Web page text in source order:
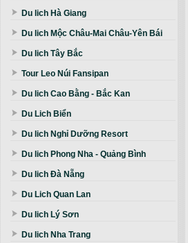
Du lich Hà Giang
Du lich Mộc Châu-Mai Châu-Yên Bái
Du lich Tây Bắc
Tour Leo Núi Fansipan
Du lich Cao Bằng - Bắc Kan
Du Lich Biển
Du lich Nghỉ Dưỡng Resort
Du lich Phong Nha - Quảng Bình
Du lich Đà Nẵng
Du Lich Quan Lan
Du lich Lý Sơn
Du lich Nha Trang